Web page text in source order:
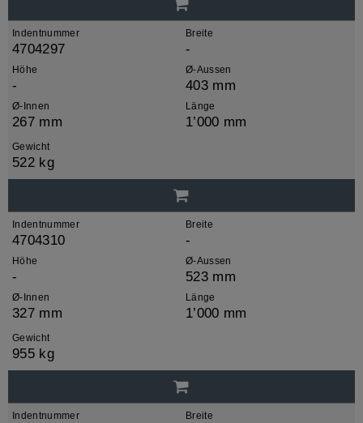
Indentnummer
4704297
Breite
-
Höhe
-
Ø-Aussen
403 mm
Ø-Innen
267 mm
Länge
1’000 mm
Gewicht
522 kg
Indentnummer
4704310
Breite
-
Höhe
-
Ø-Aussen
523 mm
Ø-Innen
327 mm
Länge
1’000 mm
Gewicht
955 kg
Indentnummer Breite